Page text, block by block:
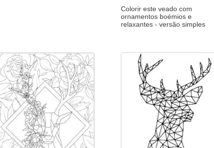
Colorir este veado com
ornamentos boémios e
relaxantes - versão simples